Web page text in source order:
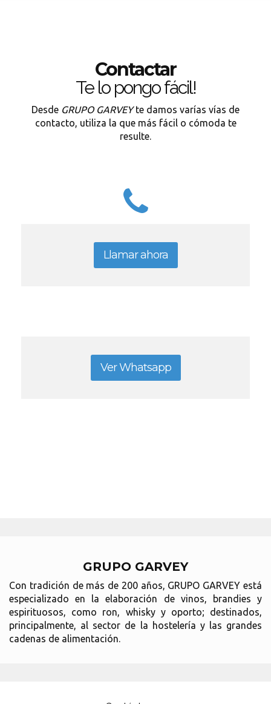
Contactar
Te lo pongo fácil!
Desde GRUPO GARVEYte damos varías vías de
contacto, utiliza la que más fácil o cómoda te
resulte.
Llamar ahora
Ver Whatsapp
GRUPO GARVEY
Con tradición de más de 200 años, GRUPO GARVEY está
especializado en la elaboración de vinos, brandies y
espirituosos, como ron, whisky y oporto; destinados,
principalmente, al sector de la hostelería y las grandes
cadenas de alimentación.